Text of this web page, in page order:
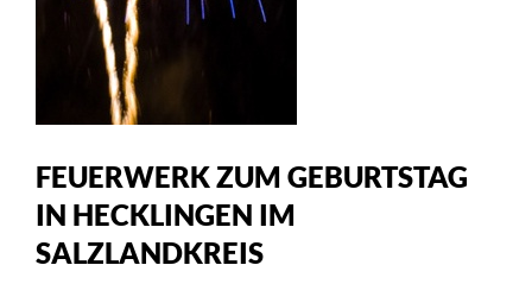
FEUERWERK ZUM GEBURTSTAG
IN HECKLINGEN IM
SALZLANDKREIS